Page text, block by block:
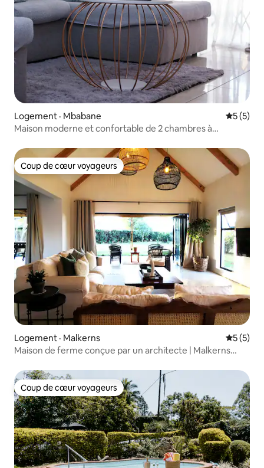
Logement · Mbabane Note
5 (5)
Maison moderne et confortable de 2 chambres à
Coup de cœur voyageurs
Coup de cœur voyageurs
Logement · Malkerns Note
5 (5)
Maison de ferme conçue par un architecte | Malkerns
Coup de cœur voyageurs
Coup de cœur voyageurs